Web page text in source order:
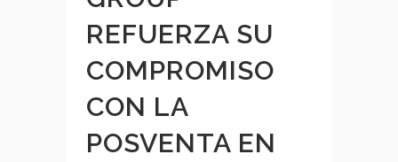
REFUERZA SU
COMPROMISO
CON LA
POSVENTA EN